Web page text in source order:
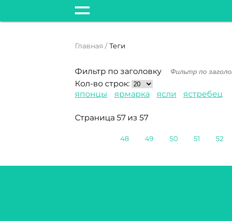
Главная Теги
Фильтр по заголовку
Кол-во строк:
японцы
ярмарка ясли ястребец
Страница 57 из 57
48 49 50 51 52